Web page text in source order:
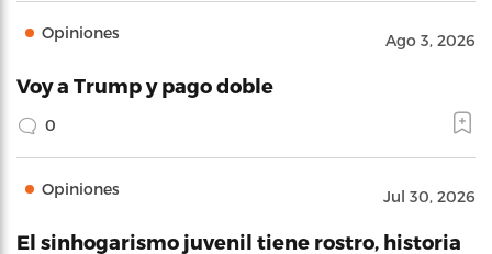
Opiniones Ago 3, 2026
Voy a Trump y pago doble
0
Opiniones Jul 30, 2026
El sinhogarismo juvenil tiene rostro, historia